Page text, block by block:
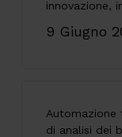
innovazione,
9 Giugno
Automazione
di analisi dei